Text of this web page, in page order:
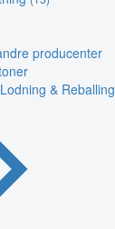
producenter
Lodning & Reballing